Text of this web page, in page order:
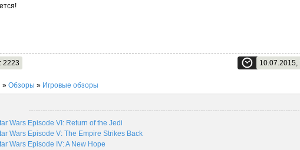
2223 10.07.2015,
» Обзоры » Игровые обзоры
Wars Episode VI: Return of the Jedi
Wars Episode V: The Empire Strikes Back
Wars Episode IV: A New Hope